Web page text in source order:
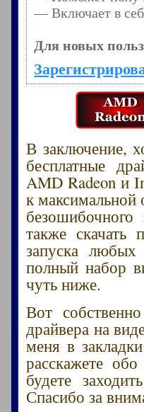
— Включает в
Для новых
В заключение,
бесплатные
AMD Radeon и
к максимальной
также
запуска
полный набор
чуть ниже.
Вот
драйвера на
меня в
расскажете
будете
Спасибо за